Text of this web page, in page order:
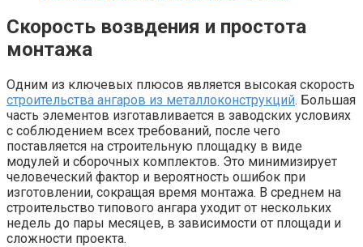
Скорость возвдения и простота
монтажа
Одним из ключевых плюсов является высокая скорость
строительства ангаров из металлоконструкций. Большая
часть элементов изготавливается в заводских условиях
с соблюдением всех требований, после чего
поставляется на строительную площадку в виде
модулей и сборочных комплектов. Это минимизирует
человеческий фактор и вероятность ошибок при
изготовлении, сокращая время монтажа. В среднем на
строительство типового ангара уходит от нескольких
недель до пары месяцев, в зависимости от площади и
сложности проекта.